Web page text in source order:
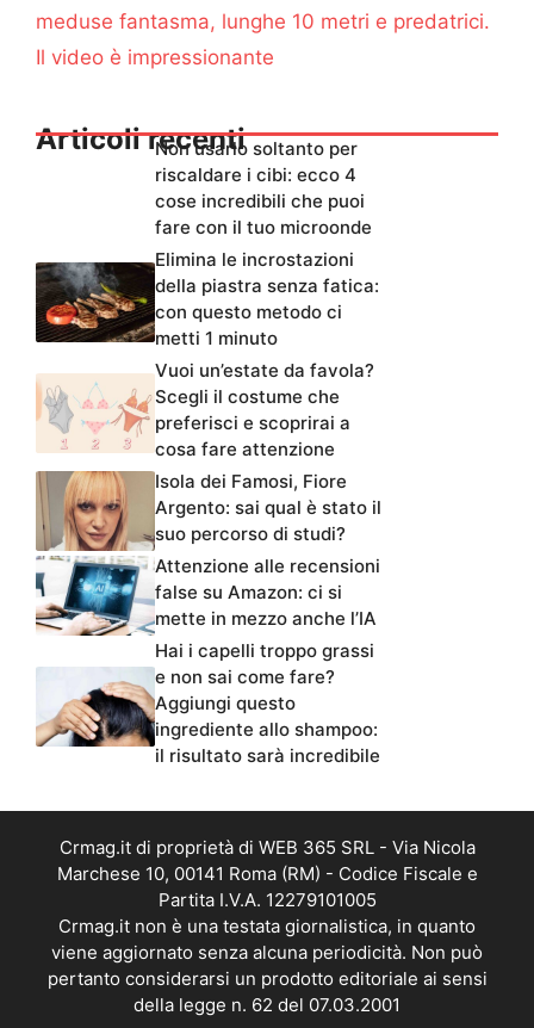
meduse fantasma, lunghe 10 metri e predatrici.
Il video è impressionante
Articoli recentiNon usarlo soltanto per
riscaldare i cibi: ecco 4
cose incredibili che puoi
fare con il tuo microonde
Elimina le incrostazioni
della piastra senza fatica:
con questo metodo ci
metti 1 minuto
Vuoi un’estate da favola?
Scegli il costume che
preferisci e scoprirai a
cosa fare attenzione
Isola dei Famosi, Fiore
Argento: sai qual è stato il
suo percorso di studi?
Attenzione alle recensioni
false su Amazon: ci si
mette in mezzo anche l’IA
Hai i capelli troppo grassi
e non sai come fare?
Aggiungi questo
ingrediente allo shampoo:
il risultato sarà incredibile
Crmag.it di proprietà di WEB 365 SRL - Via Nicola
Marchese 10, 00141 Roma (RM) - Codice Fiscale e
Partita I.V.A. 12279101005
Crmag.it non è una testata giornalistica, in quanto
viene aggiornato senza alcuna periodicità. Non può
pertanto considerarsi un prodotto editoriale ai sensi
della legge n. 62 del 07.03.2001